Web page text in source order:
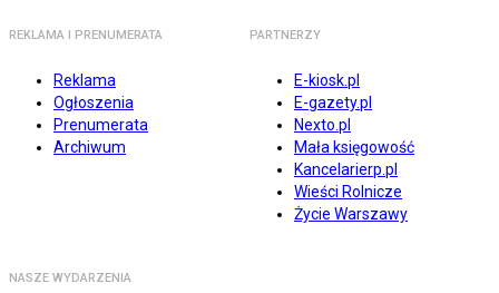
REKLAMA I PRENUMERATA
Reklama
Ogłoszenia
Prenumerata
Archiwum
PARTNERZY
E-kiosk.pl
E-gazety.pl
Nexto.pl
Mała księgowość
Kancelarierp.pl
Wieści Rolnicze
Życie Warszawy
NASZE WYDARZENIA